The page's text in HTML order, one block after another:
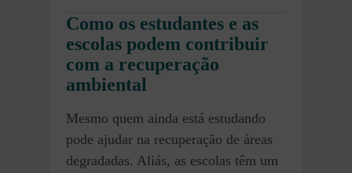
Como os estudantes e as
escolas podem contribuir
com a recuperação
ambiental
Mesmo quem ainda está estudando
pode ajudar na recuperação de áreas
degradadas. Aliás, as escolas têm um